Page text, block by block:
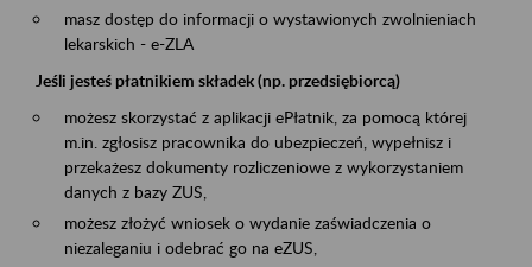
masz dostęp do informacji o wystawionych zwolnieniach
lekarskich - e-ZLA
Jeśli jesteś płatnikiem składek (np. przedsiębiorcą)
możesz skorzystać z aplikacji ePłatnik, za pomocą której
m.in. zgłosisz pracownika do ubezpieczeń, wypełnisz i
przekażesz dokumenty rozliczeniowe z wykorzystaniem
danych z bazy ZUS,
możesz złożyć wniosek o wydanie zaświadczenia o
niezaleganiu i odebrać go na eZUS,